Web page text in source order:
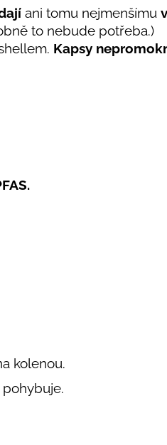
ani tomu nejmenšímu
to nebude potřeba.)
Kapsy
kolenou.
pohybuje.